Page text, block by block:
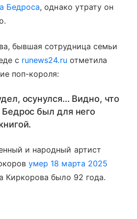
Бедроса, однако утрату он
бывшая сотрудница семьи
с runews24.ru отметила
поп-короля:
осунулся... Видно, что
был для него
и народный артист
умер 18 марта 2025
Киркорова было 92 года.